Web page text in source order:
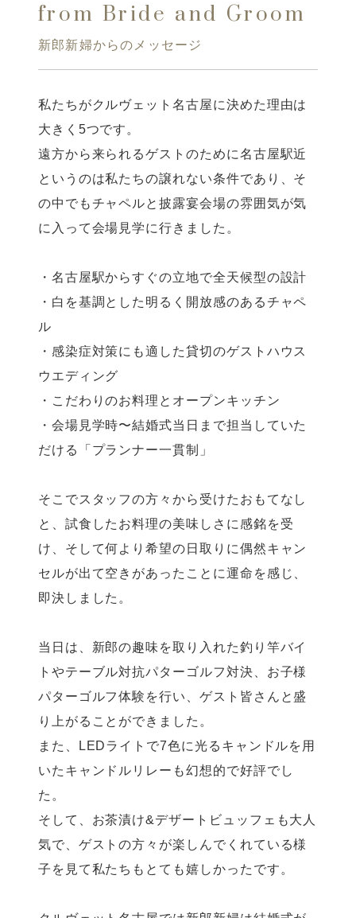
from Bride and Groom
新郎新婦からのメッセージ
私たちがクルヴェット名古屋に決めた理由は
大きく5つです。
遠方から来られるゲストのために名古屋駅近
というのは私たちの譲れない条件であり、そ
の中でもチャペルと披露宴会場の雰囲気が気
に入って会場見学に行きました。
・名古屋駅からすぐの立地で全天候型の設計
・白を基調とした明るく開放感のあるチャペ
ル
・感染症対策にも適した貸切のゲストハウス
ウエディング
・こだわりのお料理とオープンキッチン
・会場見学時〜結婚式当日まで担当していた
だける「プランナー一貫制」
そこでスタッフの方々から受けたおもてなし
と、試食したお料理の美味しさに感銘を受
け、そして何より希望の日取りに偶然キャン
セルが出て空きがあったことに運命を感じ、
即決しました。
当日は、新郎の趣味を取り入れた釣り竿バイ
トやテーブル対抗パターゴルフ対決、お子様
パターゴルフ体験を行い、ゲスト皆さんと盛
り上がることができました。
また、LEDライトで7色に光るキャンドルを用
いたキャンドルリレーも幻想的で好評でし
た。
そして、お茶漬け&デザートビュッフェも大人
気で、ゲストの方々が楽しんでくれている様
子を見て私たちもとても嬉しかったです。